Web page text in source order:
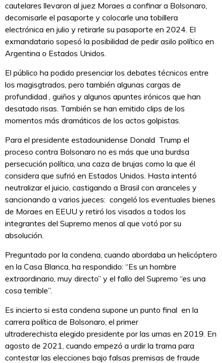
cautelares llevaron al juez Moraes a confinar a Bolsonaro,
decomisarle el pasaporte y colocarle una tobillera
electrónica en julio y retirarle su pasaporte en 2024. El
exmandatario sopesó la posibilidad de pedir asilo político en
Argentina o Estados Unidos.
El público ha podido presenciar los debates técnicos entre
los magisgtrados, pero también algunas cargas de
profundidad , guiños y algunos apuntes irónicos que han
desatado risas. También se han emitido clips de los
momentos más dramáticos de los actos golpistas.
Para el presidente estadounidense Donald Trump el
proceso contra Bolsonaro no es más que una burdsa
persecución política, una caza de brujas como la que él
considera que sufrió en Estados Unidos. Hasta intentó
neutralizar el juicio, castigando a Brasil con aranceles y
sancionando a varios jueces: congeló los eventuales bienes
de Moraes en EEUU y retiró los visados a todos los
integrantes del Supremo menos al que votó por su
absolución.
Preguntado por la condena, cuando abordaba un helicóptero
en la Casa Blanca, ha respondido: “Es un hombre
extraordinario, muy directo” y el fallo del Supremo “es una
cosa terrible”.
Es incierto si esta condena supone un punto final en la
carrera política de Bolsonaro, el primer
ultraderechista elegido presidente por las urnas en 2019. En
agosto de 2021, cuando empezó a urdir la trama para
contestar las elecciones bajo falsas premisas de fraude